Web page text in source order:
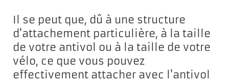
Il se peut que, dû à une structure
d'attachement particulière, à la taille
de votre antivol ou à la taille de votre
vélo, ce que vous pouvez
effectivement attacher avec l'antivol